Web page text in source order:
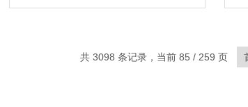
共 3098 条记录，当前 85 / 259 页